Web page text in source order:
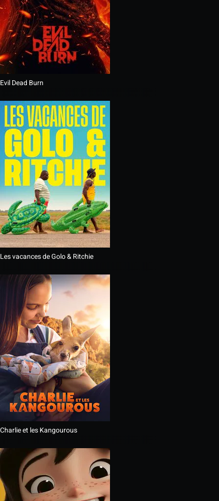
Evil Dead Burn
Les vacances de Golo & Ritchie
Charlie et les Kangourous